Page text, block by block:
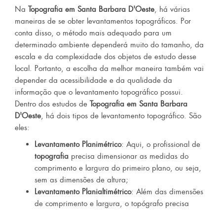
Na Topografia em Santa Barbara D'Oeste, há várias
maneiras de se obter levantamentos topográficos. Por
conta disso, o método mais adequado para um
determinado ambiente dependerá muito do tamanho, da
escala e da complexidade dos objetos de estudo desse
local. Portanto, a escolha da melhor maneira também vai
depender da acessibilidade e da qualidade da
informação que o levantamento topográfico possui.
Dentro dos estudos de Topografia em Santa Barbara
D'Oeste, há dois tipos de levantamento topográfico. São
eles:
Levantamento Planimétrico: Aqui, o profissional de
topografia precisa dimensionar as medidas do
comprimento e largura do primeiro plano, ou seja,
sem as dimensões de altura;
Levantamento Planialtimétrico: Além das dimensões
de comprimento e largura, o topógrafo precisa